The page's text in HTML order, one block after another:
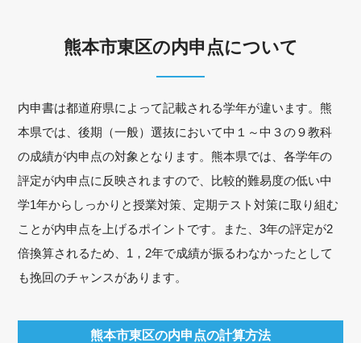
熊本市東区の内申点について
内申書は都道府県によって記載される学年が違います。熊
本県では、後期（一般）選抜において中１～中３の９教科
の成績が内申点の対象となります。熊本県では、各学年の
評定が内申点に反映されますので、比較的難易度の低い中
学1年からしっかりと授業対策、定期テスト対策に取り組む
ことが内申点を上げるポイントです。また、3年の評定が2
倍換算されるため、1，2年で成績が振るわなかったとして
も挽回のチャンスがあります。
熊本市東区の内申点の計算方法